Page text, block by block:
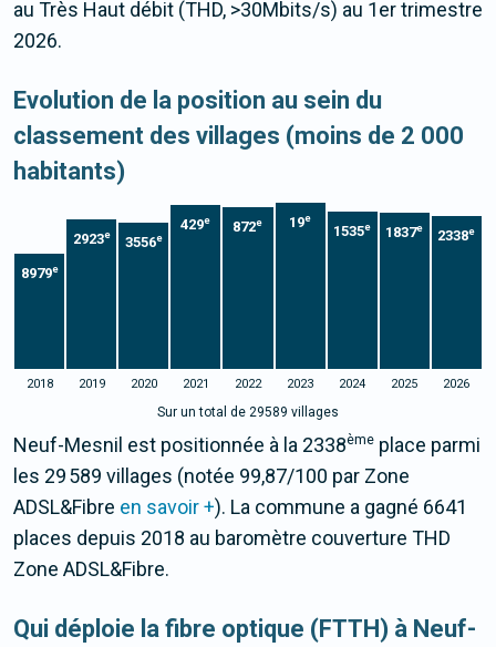
au Très Haut débit (THD, >30Mbits/s) au 1er trimestre
2026.
Evolution de la position au sein du
classement des villages (moins de 2 000
habitants)
8979e
2923e 3556e
429e 872e 19e
1535e 1837e 2338e
2018 2019 2020 2021 2022 2023 2024 2025 2026
Sur un total de 29589 villages
Neuf-Mesnil est positionnée à la 2338ème place parmi
les 29 589 villages (notée 99,87/100 par Zone
ADSL&Fibre en savoir +). La commune a gagné 6641
places depuis 2018 au baromètre couverture THD
Zone ADSL&Fibre.
Qui déploie la fibre optique (FTTH) à Neuf-